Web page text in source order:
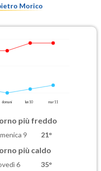
Morico
domani lun 10 mar 11
più freddo
9 21°
più caldo
6 35°